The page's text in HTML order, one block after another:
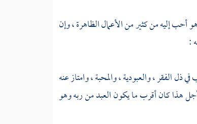
أحب إليه من كثير من الأعمال الظاهرة ، وإن
:
ذل الفقر ، والعبودية ، والمحبة ، وامتاز عنه
هذا كان أقرب ما يكون العبد من ربه وهو